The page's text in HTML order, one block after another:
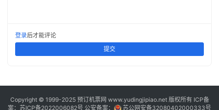
登录后才能评论
提交
Copyright © 1999-2025 预订机票网 www.yudingjipiao.net 版权所有 ICP备
案： 苏ICP备2022006082号 公安备案： 苏公网安备32080402000333号